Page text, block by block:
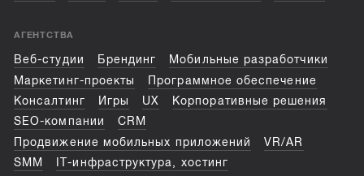
АГЕНТСТВА
Веб-студии Брендинг
Мобильные разработчики
Маркетинг-проекты
Программное обеспечение
Консалтинг
Игры UX
Корпоративные решения
SEO-компании
CRM
Продвижение мобильных приложений
VR/AR
SMM
IT-инфраструктура, хостинг